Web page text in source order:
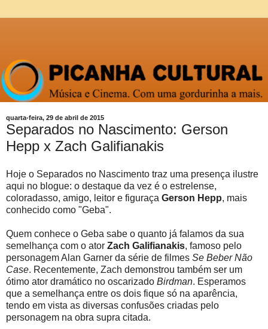
quarta-feira, 29 de abril de 2015
Separados no Nascimento: Gerson
Hepp x Zach Galifianakis
Hoje o Separados no Nascimento traz uma presença ilustre
aqui no blogue: o destaque da vez é o estrelense,
coloradasso, amigo, leitor e figuraça Gerson Hepp, mais
conhecido como "Geba".
Quem conhece o Geba sabe o quanto já falamos da sua
semelhança com o ator Zach Galifianakis, famoso pelo
personagem Alan Garner da série de filmes Se Beber Não
Case. Recentemente, Zach demonstrou também ser um
ótimo ator dramático no oscarizado Birdman. Esperamos
que a semelhança entre os dois fique só na aparência,
tendo em vista as diversas confusões criadas pelo
personagem na obra supra citada.